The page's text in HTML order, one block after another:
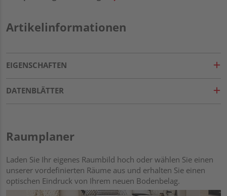
Artikelinformationen
EIGENSCHAFTEN
DATENBLÄTTER
Raumplaner
Laden Sie Ihr eigenes Raumbild hoch oder wählen Sie einen
unserer vordefinierten Räume aus und erhalten Sie einen
optischen Eindruck von Ihrem neuen Bodenbelag.